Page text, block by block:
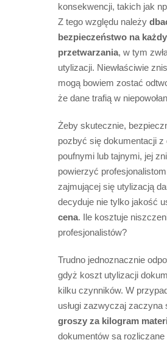
konsekwencji, takich jak
Z tego względu należy
bezpieczeństwo na
przetwarzania, w tym
utylizacji. Niewłaściwie
mogą bowiem zostać
że dane trafią w
Żeby skutecznie,
pozbyć się dokumentacji
poufnymi lub tajnymi, jej
powierzyć
zajmującej się utylizacją
decyduje nie tylko jakość
cena. Ile kosztuje
profesjonalistów?
Trudno jednoznacznie
gdyż koszt utylizacji
kilku czynników. W
usługi zazwyczaj zaczyna
groszy za kilogram
dokumentów są rozliczane